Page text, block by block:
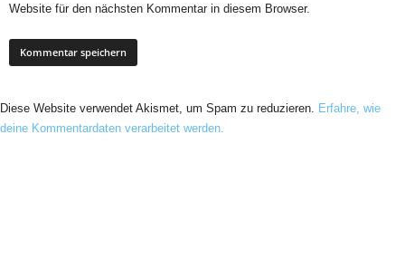
Website für den nächsten Kommentar in diesem Browser.
Diese Website verwendet Akismet, um Spam zu reduzieren. Erfahre, wie
deine Kommentardaten verarbeitet werden.